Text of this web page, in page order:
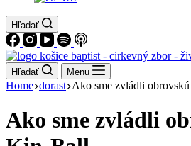
Hľadať
Hľadať Menu
Home dorast Ako sme zvládli
Ako sme zvládli